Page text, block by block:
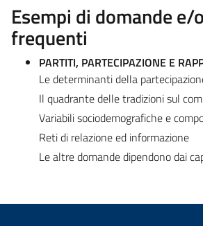
Esempi di domande e/
frequenti
PARTITI, PARTECIPAZIONE E
Le determinanti della
Il quadrante delle tradizioni sul
Variabili sociodemografiche e
Reti di relazione ed informazione
Le altre domande dipendono dai